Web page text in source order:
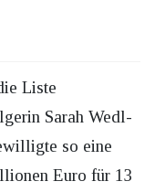
Liste
Sarah Wedl-
so eine
Euro für 13